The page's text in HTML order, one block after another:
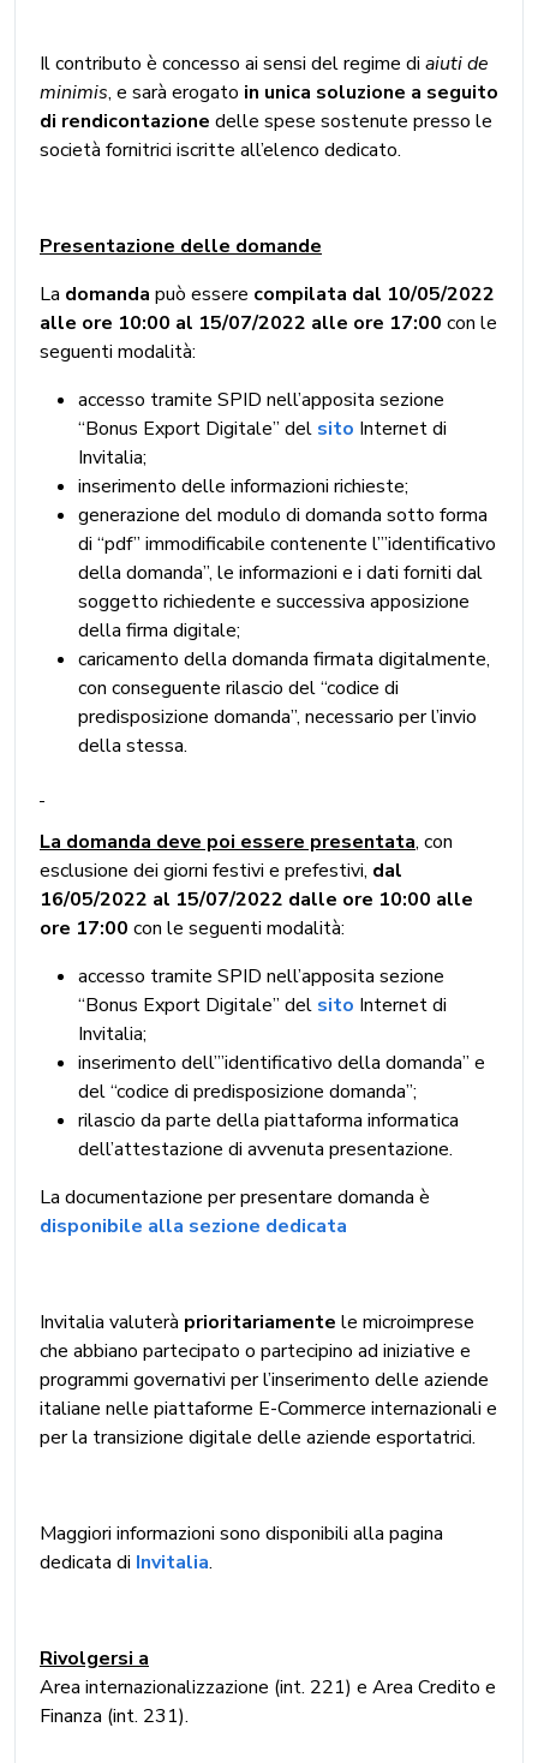
Il contributo è concesso ai sensi del regime di aiuti de
minimis, e sarà erogato in unica soluzione a seguito
di rendicontazione delle spese sostenute presso le
società fornitrici iscritte all’elenco dedicato.
Presentazione delle domande
La domanda può essere compilata dal 10/05/2022
alle ore 10:00 al 15/07/2022 alle ore 17:00 con le
seguenti modalità:
accesso tramite SPID nell’apposita sezione
“Bonus Export Digitale” del sito Internet di
Invitalia;
inserimento delle informazioni richieste;
generazione del modulo di domanda sotto forma
di “pdf” immodificabile contenente l’”identificativo
della domanda”, le informazioni e i dati forniti dal
soggetto richiedente e successiva apposizione
della firma digitale;
caricamento della domanda firmata digitalmente,
con conseguente rilascio del “codice di
predisposizione domanda”, necessario per l’invio
della stessa.
La domanda deve poi essere presentata, con
esclusione dei giorni festivi e prefestivi, dal
16/05/2022 al 15/07/2022 dalle ore 10:00 alle
ore 17:00 con le seguenti modalità:
accesso tramite SPID nell’apposita sezione
“Bonus Export Digitale” del sito Internet di
Invitalia;
inserimento dell’”identificativo della domanda” e
del “codice di predisposizione domanda”;
rilascio da parte della piattaforma informatica
dell’attestazione di avvenuta presentazione.
La documentazione per presentare domanda è
disponibile alla sezione dedicata
Invitalia valuterà prioritariamente le microimprese
che abbiano partecipato o partecipino ad iniziative e
programmi governativi per l’inserimento delle aziende
italiane nelle piattaforme E-Commerce internazionali e
per la transizione digitale delle aziende esportatrici.
Maggiori informazioni sono disponibili alla pagina
dedicata di Invitalia.
Rivolgersi a
Area internazionalizzazione (int. 221) e Area Credito e
Finanza (int. 231).